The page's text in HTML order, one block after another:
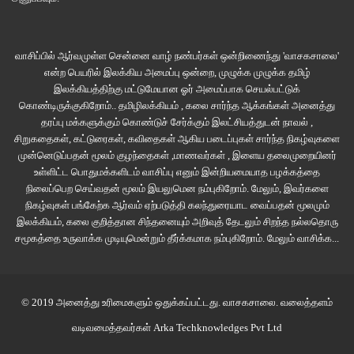
கதை சொன்னார்கள். இந்தக் கடற்கன்னிகளின் பாடலைக் கேட்டு
மயங்கிவிடக்கூடாது என்பதற்காகவே கடற்பயணிகள் காதில் மெழுகு வைத்து
அடைத்துக் கொண்டார்கள்!
வாசிப்பில் ஆர்வமுள்ள சென்னை வாழ் நண்பர்கள் ஒன்றிணைந்து 'வாசகசாலை'
என்ற பெயரில் இலக்கிய அமைப்பு ஒன்றை, முழுக்க முழுக்க தமிழ்
இலக்கியத்திற்கு மட்டுமேயான ஓர் அமைப்பாக செயல்பட்டுக்
கொண்டிருக்குகிறோம்.. தமிழிலக்கியம் , கலை சார்ந்த ஆக்கங்கள் அனைத்து
தரப்பு மக்களுக்கும் கொண்டுச் சேர்க்கும் இலட்சியத்துடன் நாவல் ,
சிறுகதைகள், கட்டுரைகள், கவிதைகள் ஆகிய படைப்புகள் சார்ந்த நிகழ்வுகளை
முன்னெடுப்பதன் மூலம் குழந்தைகள் ,மாணவர்கள் , இளைய தலைமுறையினர்
உள்ளிட்ட பொதுமக்களிடம் வாசிப்பு எனும் இன்றியமையாத பழக்கத்தை
நிலைப்பெற செய்வதன் மூலம் இயலுமென நம்புகிறோம். மேலும், இவர்களை
நிகழ்வுகள் பங்கேற்க ஆர்வம் ஏற்படுத்தி கலந்துரையாட வைப்பதன் மூலமும்
இலக்கியம், கலை குறித்தான சிந்தனையும் அறிவுத் தேடலும் சிறந்த நல்லதொரு
சமூகத்தை உருவாக்க முடியுமென்றும் தீர்க்கமாக நம்புகிறோம். மேலும் வாசிக்க...
© 2019 அனைத்து உரிமைகளும் ஒதுக்கப்பட்டது. வாசகசாலை. வலைத்தளம்
வடிவமைத்தவர்கள் Arka Techknowledges Pvt Ltd